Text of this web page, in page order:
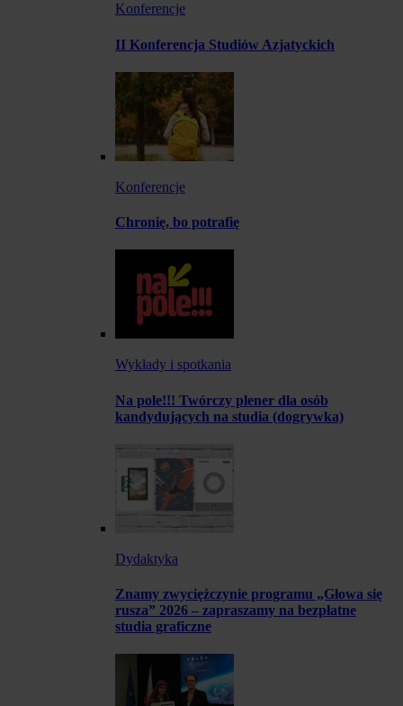
Konferencje
II Konferencja Studiów Azjatyckich
Konferencje
Chronię, bo potrafię
Wykłady i spotkania
Na pole!!! Twórczy plener dla osób
kandydujących na studia (dogrywka)
Dydaktyka
Znamy zwyciężczynie programu „Głowa się
rusza” 2026 – zapraszamy na bezpłatne
studia graficzne